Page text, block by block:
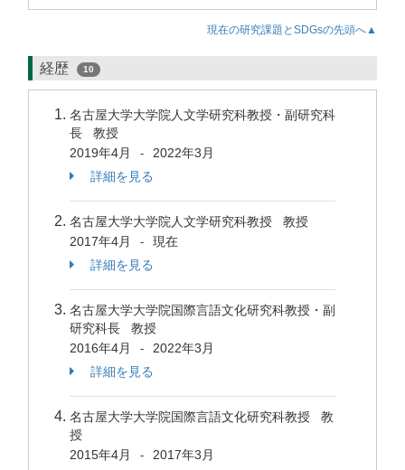
現在の研究課題とSDGsの先頭へ▲
経歴 10
名古屋大学大学院人文学研究科教授・副研究科
長 教授
2019年4月
-
2022年3月
詳細を見る
名古屋大学大学院人文学研究科教授 教授
2017年4月
-
現在
詳細を見る
名古屋大学大学院国際言語文化研究科教授・副
研究科長 教授
2016年4月
-
2022年3月
詳細を見る
名古屋大学大学院国際言語文化研究科教授 教
授
2015年4月
-
2017年3月